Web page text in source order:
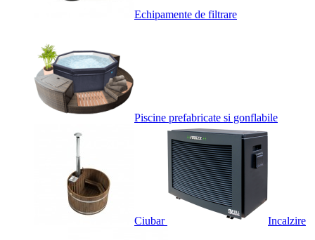
Echipamente de filtrare
Piscine prefabricate si gonflabile
Ciubar Incalzire